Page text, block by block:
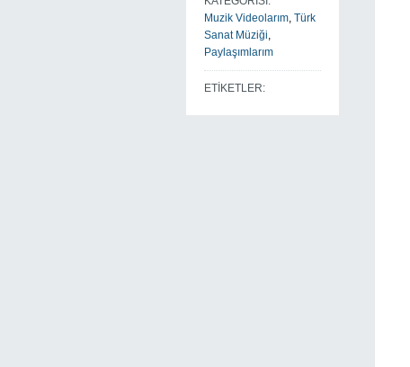
Muzik Videolarım, Türk
Sanat Müziği,
Paylaşımlarım
ETİKETLER: